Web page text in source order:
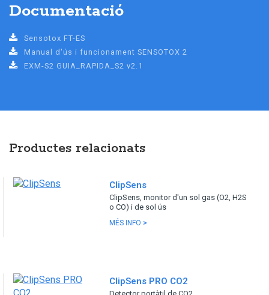
Documentació
Sensotox FT-ES
Manual d'ús i funcionament SENSOTOX 2
EXM-S2 GUIA_RAPIDA_S2 v2.1
Productes relacionats
ClipSens
ClipSens, monitor d'un sol gas (O2, H2S
o CO) i de sol ús
MÉS INFO >
ClipSens PRO CO2